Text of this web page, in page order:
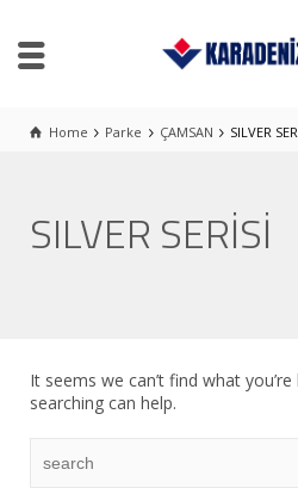
Home Parke ÇAMSAN SILVER
SILVER SERİSİ
It seems we can’t find what
searching can help.